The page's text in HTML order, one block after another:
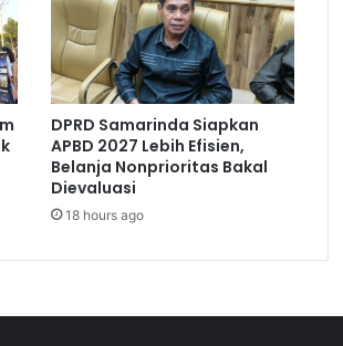
DPRD Samarinda Siapkan
APBD 2027 Lebih Efisien,
Belanja Nonprioritas Bakal
Dievaluasi
18 hours ago